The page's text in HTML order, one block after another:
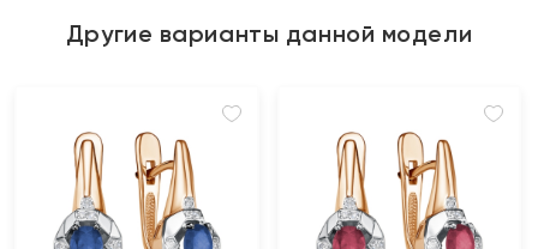
Другие варианты данной модели